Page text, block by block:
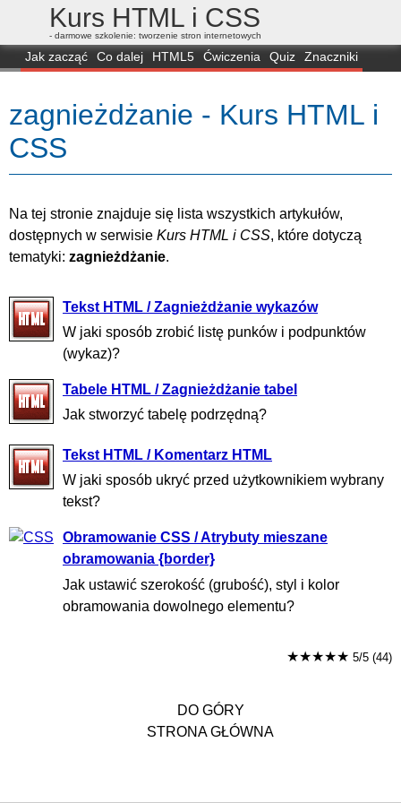
Kurs HTML i CSS
- darmowe szkolenie: tworzenie stron internetowych
Jak zacząć Co dalej HTML5 Ćwiczenia Quiz
Znaczniki
FAQ
Przeglądarki Mapa FORUM
zagnieżdżanie - Kurs HTML i
CSS
Na tej stronie znajduje się lista wszystkich artykułów,
dostępnych w serwisie Kurs HTML i CSS, które dotyczą
tematyki: zagnieżdżanie.
Tekst HTML / Zagnieżdżanie wykazów
W jaki sposób zrobić listę punków i podpunktów
(wykaz)?
Tabele HTML / Zagnieżdżanie tabel
Jak stworzyć tabelę podrzędną?
Tekst HTML / Komentarz HTML
W jaki sposób ukryć przed użytkownikiem wybrany
tekst?
Obramowanie CSS / Atrybuty mieszane
obramowania {border}
Jak ustawić szerokość (grubość), styl i kolor
obramowania dowolnego elementu?
★★★★★ 5/5 (44)
DO GÓRY
STRONA GŁÓWNA